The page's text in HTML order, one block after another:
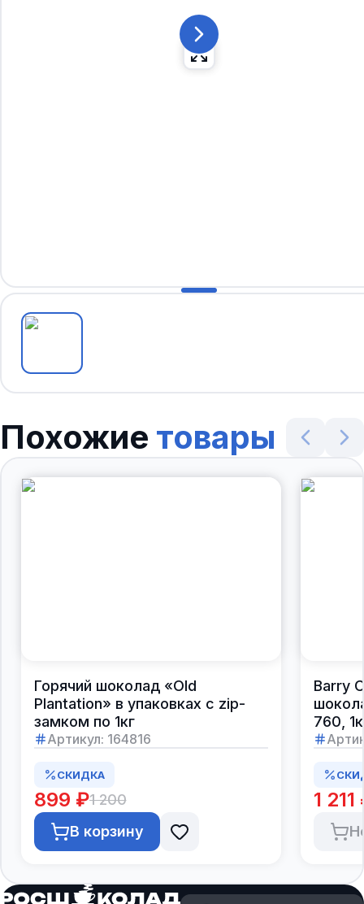
Похожие товары
Горячий шоколад «Old
Plantation» в упаковках с zip-
замком по 1кг
Артикул: 164816
СКИДКА
899 ₽1 200
В корзину
Barry
760,
1 211